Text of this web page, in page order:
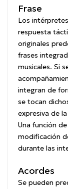
Frase
Los
respuesta
originales
frases
musicales. Si
integran de
se tocan
expresiva de
Una función
modificación
durante las
Acordes
Se pueden